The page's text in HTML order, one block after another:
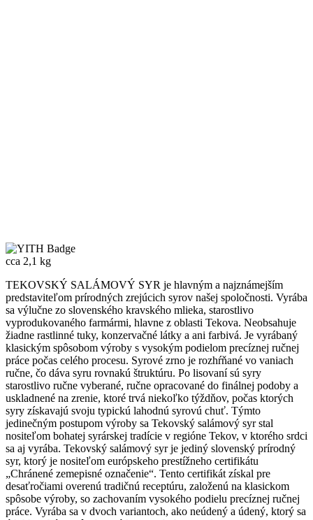
cca 2,1 kg
TEKOVSKÝ SALÁMOVÝ SYR je hlavným a najznámejším
predstaviteľom prírodných zrejúcich syrov našej spoločnosti. Vyrába
sa výlučne zo slovenského kravského mlieka, starostlivo
vyprodukovaného farmármi, hlavne z oblasti Tekova. Neobsahuje
žiadne rastlinné tuky, konzervačné látky a ani farbivá. Je vyrábaný
klasickým spôsobom výroby s vysokým podielom precíznej ručnej
práce počas celého procesu. Syrové zrno je rozhŕňané vo vaniach
ručne, čo dáva syru rovnakú štruktúru. Po lisovaní sú syry
starostlivo ručne vyberané, ručne opracované do finálnej podoby a
uskladnené na zrenie, ktoré trvá niekoľko týždňov, počas ktorých
syry získavajú svoju typickú lahodnú syrovú chuť. Týmto
jedinečným postupom výroby sa Tekovský salámový syr stal
nositeľom bohatej syrárskej tradície v regióne Tekov, v ktorého srdci
sa aj vyrába. Tekovský salámový syr je jediný slovenský prírodný
syr, ktorý je nositeľom európskeho prestížneho certifikátu
„Chránené zemepisné označenie“. Tento certifikát získal pre
desaťročiami overenú tradičnú receptúru, založenú na klasickom
spôsobe výroby, so zachovaním vysokého podielu precíznej ručnej
práce. Vyrába sa v dvoch variantoch, ako neúdený a údený, ktorý sa